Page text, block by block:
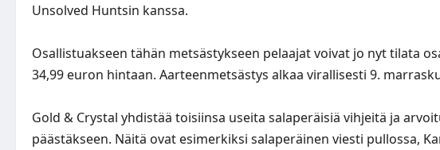
Unsolved Huntsin kanssa.
Osallistuakseen tähän metsästykseen pelaajat voivat jo nyt tilata
34,99 euron hintaan. Aarteenmetsästys alkaa virallisesti 9.
Gold & Crystal yhdistää toisiinsa useita salaperäisiä vihjeitä ja
päästäkseen. Näitä ovat esimerkiksi salaperäinen viesti pullossa,